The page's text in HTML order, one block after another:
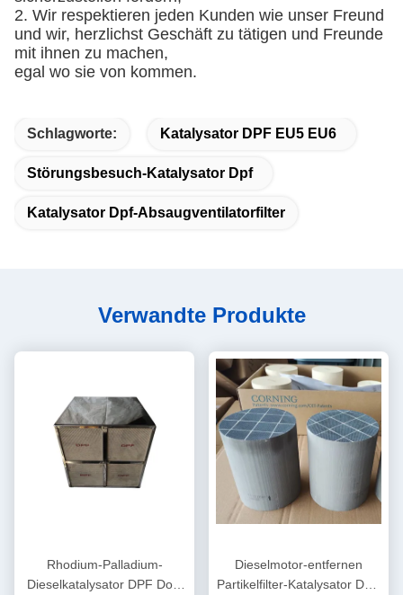
2. Wir respektieren jeden Kunden wie unser Freund
und wir, herzlichst Geschäft zu tätigen und Freunde
mit ihnen zu machen,
egal wo sie von kommen.
Schlagworte: Katalysator DPF EU5 EU6
Störungsbesuch-Katalysator Dpf
Katalysator Dpf-Absaugventilatorfilter
Verwandte Produkte
Rhodium-Palladium-
Dieselkatalysator DPF Doc.
Dieselmotor-entfernen
Partikelfilter-Katalysator DPF